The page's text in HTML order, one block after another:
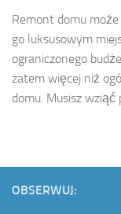
Remont domu
go luksusowym
ograniczonego
zatem więcej niż
domu. Musisz wziąć
OBSERWUJ: